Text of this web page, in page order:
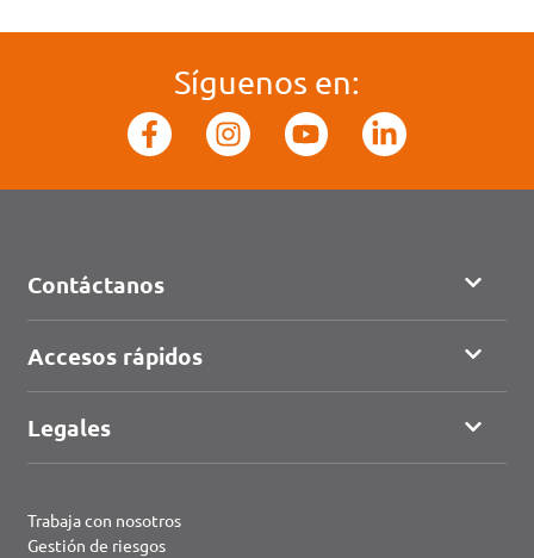
Síguenos en:
Contáctanos
Accesos rápidos
Legales
Trabaja con nosotros
Gestión de riesgos